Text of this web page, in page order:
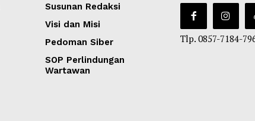
Susunan Redaksi
Visi dan Misi
Pedoman Siber
SOP Perlindungan
Wartawan
Tlp. 0857-7184-